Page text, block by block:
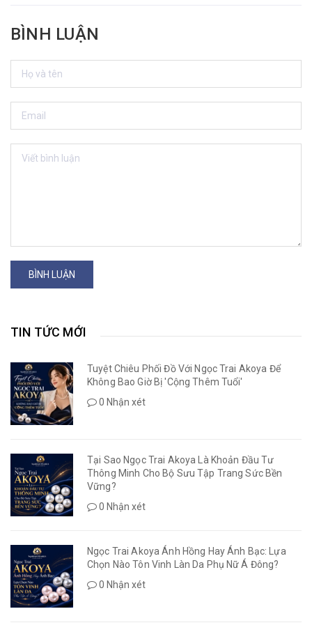
BÌNH LUẬN
BÌNH LUẬN
TIN TỨC MỚI
Tuyệt Chiêu Phối Đồ Với Ngọc Trai Akoya Để
Không Bao Giờ Bị 'Cộng Thêm Tuổi'
0 Nhận xét
Tại Sao Ngọc Trai Akoya Là Khoản Đầu Tư
Thông Minh Cho Bộ Sưu Tập Trang Sức Bền
Vững?
0 Nhận xét
Ngọc Trai Akoya Ánh Hồng Hay Ánh Bạc: Lựa
Chọn Nào Tôn Vinh Làn Da Phụ Nữ Á Đông?
0 Nhận xét